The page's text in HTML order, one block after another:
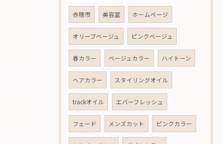
赤穂市 美容室 ホームページ
オリーブベージュ ピンクベージュ
春カラー ベージュカラー ハイトーン
ヘアカラー スタイリングオイル
trackオイル エバーフレッシュ
フェード メンズカット ピンクカラー